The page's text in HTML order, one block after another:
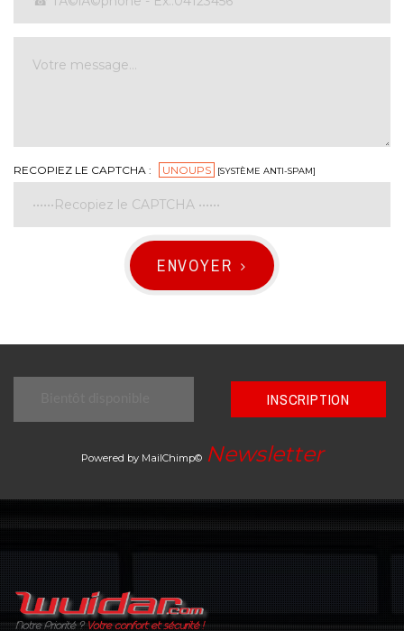
RECOPIEZ LE CAPTCHA : UNOUPS [SYSTÈME ANTI-SPAM]
ENVOYER
INSCRIPTION
Powered by MailChimp© Newsletter